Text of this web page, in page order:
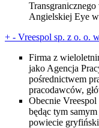
Angielskiej Eye
+ - Vreespol sp. z o. o.
Firma z
jako Agencja
pośrednictwem
pracodawców,
Obecnie Vreespol
będąc tym
powiecie